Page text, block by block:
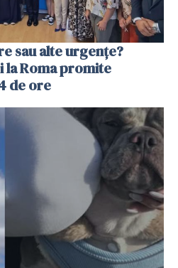
sau alte urgențe?
la Roma promite
de ore